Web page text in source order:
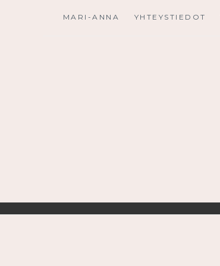
MARI-ANNA YHTEYSTIEDOT